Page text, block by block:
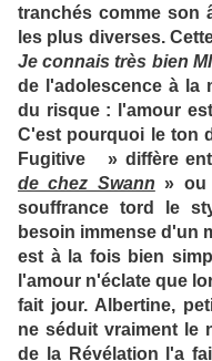
tranchés comme son
les plus diverses.
Je connais très bien
de l'adolescence à la
du risque : l'amour
C'est pourquoi le ton
Fugitive » diffère
de chez Swann »
souffrance tord le
besoin immense d'un
est à la fois bien
l'amour n'éclate que
fait jour. Albertine,
ne séduit vraiment le
de la Révélation l'a